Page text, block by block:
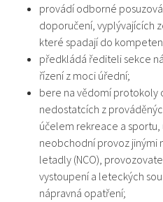
provádí odborné
doporučení, vyplývajících
které spadají do
předkládá řediteli sekce
řízení z moci úřední;
bere na vědomí protokoly
nedostatcích z
účelem rekreace a
neobchodní provoz jinými
letadly (NCO),
vystoupení a leteckých
nápravná opatření;